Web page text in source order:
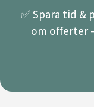
✅ Spara tid &
om offerter